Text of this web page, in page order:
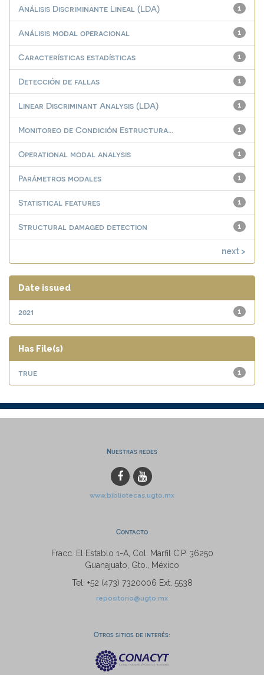
1
Análisis Discriminante Lineal (LDA)
1
Análisis modal operacional
1
Características estadísticas
1
Detección de fallas
1
Linear Discriminant Analysis (LDA)
1
Monitoreo de Condición Estructura...
1
Operational modal analysis
1
Parámetros modales
1
Statistical features
1
Structural damaged detection
next >
Date issued
1
2021
Has File(s)
1
true
Nuestras redes
www.bibliotecas.ugto.mx
Contacto
Fracc. El Establo 1-A, Col. Marfil C.P. 36250
Guanajuato, Gto., México
Tel: +52 (473) 7320006 Ext. 5538
repositorio@ugto.mx
Otros sitios de interés: